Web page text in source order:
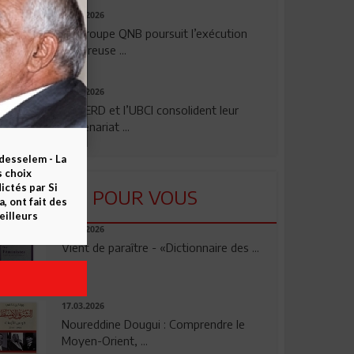
29.07.2026
Le Groupe QNB poursuit l’exécution
rigoureuse ...
24.07.2026
La BERD et l’UBCI consolident leur
partenariat ...
LU POUR VOUS
23.04.2026
Vient de paraître - «Dictionnaire des ...
17.03.2026
Noureddine Dougui : Comprendre le
Moyen-Orient, ...
- La
choix
par Si
ont fait des